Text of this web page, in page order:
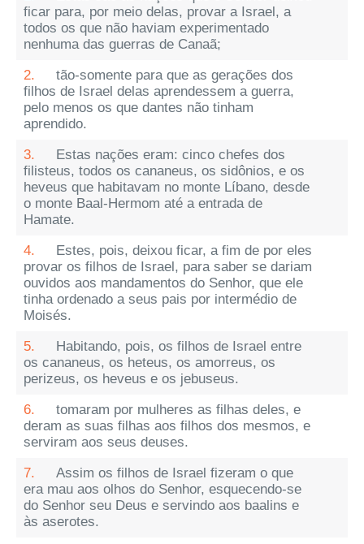
ficar para, por meio delas, provar a Israel, a
todos os que não haviam experimentado
nenhuma das guerras de Canaã;
2.
tão-somente para que as gerações dos
filhos de Israel delas aprendessem a guerra,
pelo menos os que dantes não tinham
aprendido.
3.
Estas nações eram: cinco chefes dos
filisteus, todos os cananeus, os sidônios, e os
heveus que habitavam no monte Líbano, desde
o monte Baal-Hermom até a entrada de
Hamate.
4.
Estes, pois, deixou ficar, a fim de por eles
provar os filhos de Israel, para saber se dariam
ouvidos aos mandamentos do Senhor, que ele
tinha ordenado a seus pais por intermédio de
Moisés.
5.
Habitando, pois, os filhos de Israel entre
os cananeus, os heteus, os amorreus, os
perizeus, os heveus e os jebuseus.
6.
tomaram por mulheres as filhas deles, e
deram as suas filhas aos filhos dos mesmos, e
serviram aos seus deuses.
7.
Assim os filhos de Israel fizeram o que
era mau aos olhos do Senhor, esquecendo-se
do Senhor seu Deus e servindo aos baalins e
às aserotes.